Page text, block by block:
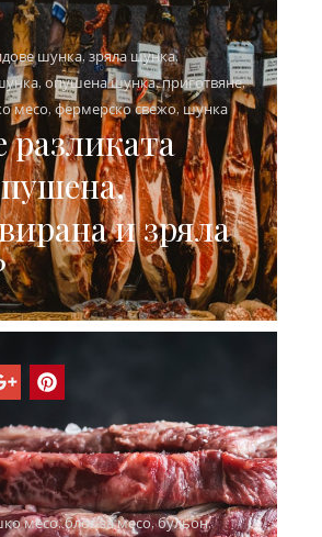
шунка,зряла шунка,
, опушена шунка,приготвяне,
месо,фермерско свежо, шунка
разликата
и зряла
месо,блог за месо,бульон,